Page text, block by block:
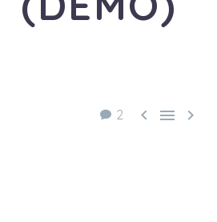
2   